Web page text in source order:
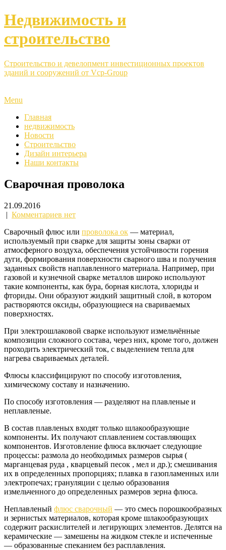
Недвижимость и
строительство
Строительство и девелопмент инвестиционных проектов
зданий и сооружений от Vcp-Group
Menu
Главная
недвижимость
Новости
Строительство
Дизайн интерьера
Наши контакты
Сварочная проволока
21.09.2016
| Комментариев нет
Сварочный флюс или проволока ок — материал,
используемый при сварке для защиты зоны сварки от
атмосферного воздуха, обеспечения устойчивости горения
дуги, формирования поверхности сварного шва и получения
заданных свойств наплавленного материала. Например, при
газовой и кузнечной сварке металлов широко используют
такие компоненты, как бура, борная кислота, хлориды и
фториды. Они образуют жидкий защитный слой, в котором
растворяются оксиды, образующиеся на свариваемых
поверхностях.
При электрошлаковой сварке используют измельчённые
композиции сложного состава, через них, кроме того, должен
проходить электрический ток, с выделением тепла для
нагрева свариваемых деталей.
Флюсы классифицируют по способу изготовления,
химическому составу и назначению.
По способу изготовления — разделяют на плавленые и
неплавленые.
В состав плавленых входят только шлакообразующие
компоненты. Их получают сплавлением составляющих
компонентов. Изготовление флюса включает следующие
процессы: размола до необходимых размеров сырья (
марганцевая руда , кварцевый песок , мел и др.); смешивания
их в определенных пропорциях; плавка в газопламенных или
электропечах; грануляции с целью образования
измельченного до определенных размеров зерна флюса.
Неплавленый флюс сварочный — это смесь порошкообразных
и зернистых материалов, которая кроме шлакообразующих
содержит раскислителей и легирующих элементов. Делятся на
керамические — замешены на жидком стекле и испеченные
— образованные спеканием без расплавления.